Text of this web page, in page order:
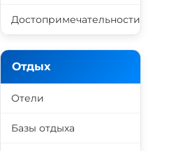
Достопримечательности
Отдых
Отели
Базы отдыха